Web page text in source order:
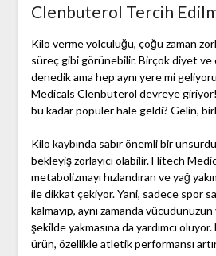
Clenbuterol Tercih
Kilo verme yolculuğu, çoğu zaman
süreç gibi görünebilir. Birçok diyet ve
denedik ama hep aynı yere mi
Medicals Clenbuterol devreye
bu kadar popüler hale geldi? Gelin,
Kilo kaybında sabır önemli bir
bekleyiş zorlayıcı olabilir. Hitech
metabolizmayı hızlandıran ve yağ
ile dikkat çekiyor. Yani, sadece spor
kalmayıp, aynı zamanda
şekilde yakmasına da yardımcı oluyor.
ürün, özellikle atletik performansı